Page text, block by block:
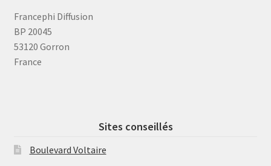
Francephi Diffusion
BP 20045
53120 Gorron
France
Sites conseillés
Boulevard Voltaire